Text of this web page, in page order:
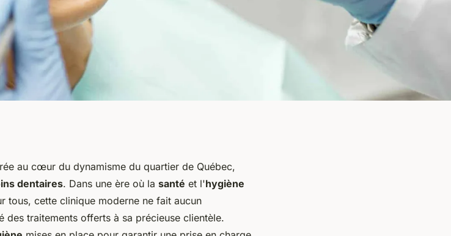
au cœur du dynamisme du quartier de Québec,
dentaires. Dans une ère où la santé et l'hygiène
tous, cette clinique moderne ne fait aucun
des traitements offerts à sa précieuse clientèle.